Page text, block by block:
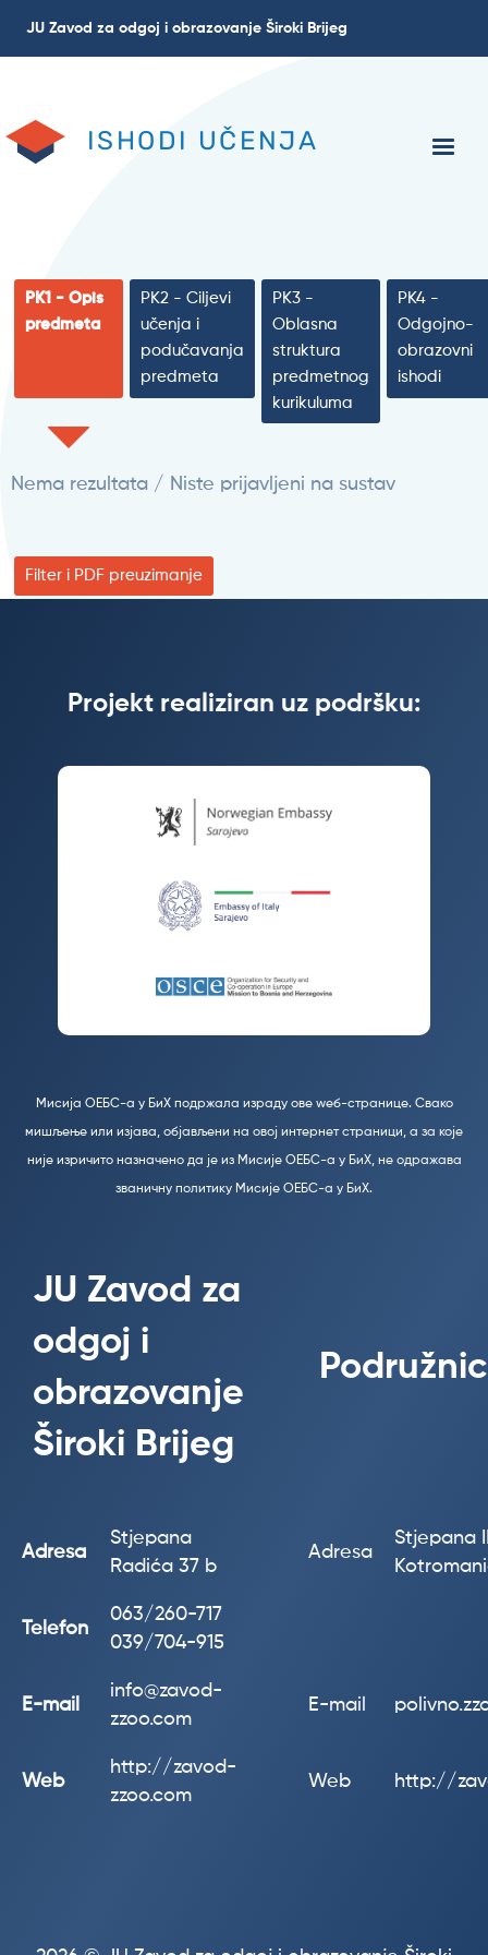
JU Zavod za odgoj i obrazovanje Široki Brijeg
ISHODI UČENJA
PK1 - Opis
predmeta
PK2 - Ciljevi
učenja i
podučavanja
predmeta
PK3 -
Oblasna
struktura
predmetnog
kurikuluma
PK4 -
Odgojno-
obrazovni
ishodi
Nema rezultata / Niste prijavljeni na sustav
Filter i PDF preuzimanje
Projekt realiziran uz podršku:
Мисија ОЕБС-а у БиХ подржала израду ове wеб-странице. Свако
мишљење или изјава, објављени на овој интернет страници, а за које
није изричито назначено да је из Мисије ОЕБС-а у БиХ, не одражава
званичну политику Мисије ОЕБС-а у БиХ.
JU Zavod za
odgoj i
obrazovanje
Široki Brijeg
Adresa
Stjepana
Radića 37 b
Adresa
Stjepana
Telefon
063/260-717
039/704-915
E-mail
info@zavod-
zzoo.com
E-mail
Web
http://zavod-
zzoo.com
Web http://